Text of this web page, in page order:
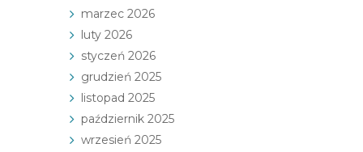
marzec 2026
luty 2026
styczeń 2026
grudzień 2025
listopad 2025
październik 2025
wrzesień 2025